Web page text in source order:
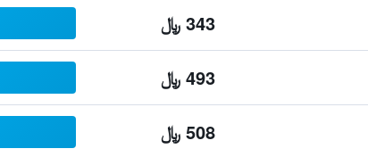
343 ﷼
493 ﷼
508 ﷼